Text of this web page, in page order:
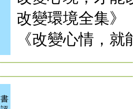
改變環境全集》
《改變心情，
書